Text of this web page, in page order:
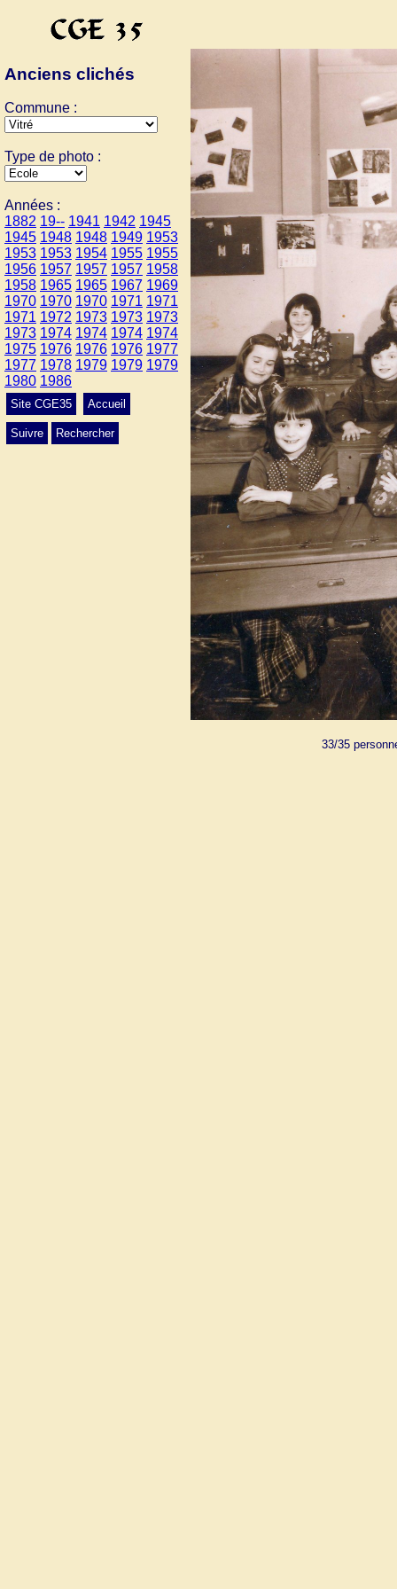
Anciens clichés
Commune :
Type de photo :
Années :
1882 19-- 1941 1942 1945
1945 1948 1948 1949 1953
1953 1953 1954 1955 1955
1956 1957 1957 1957 1958
1958 1965 1965 1967 1969
1970 1970 1970 1971 1971
1971 1972 1973 1973 1973
1973 1974 1974 1974 1974
1975 1976 1976 1976 1977
1977 1978 1979 1979 1979
1980 1986
Site CGE35 Accueil
Suivre Rechercher
33/35